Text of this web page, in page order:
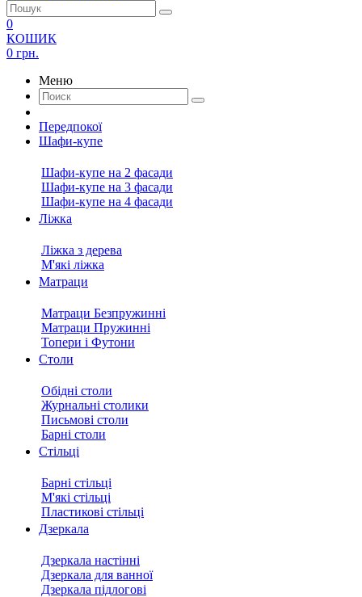
0
КОШИК
0 грн.
Меню
Передпокої
Шафи-купе
Шафи-купе на 2 фасади
Шафи-купе на 3 фасади
Шафи-купе на 4 фасади
Ліжка
Ліжка з дерева
М'які ліжка
Матраци
Матраци Безпружинні
Матраци Пружинні
Топери і Футони
Столи
Обідні столи
Журнальні столики
Письмові столи
Барні столи
Стільці
Барні стільці
М'які стільці
Пластикові стільці
Дзеркала
Дзеркала настінні
Дзеркала для ванної
Дзеркала підлогові